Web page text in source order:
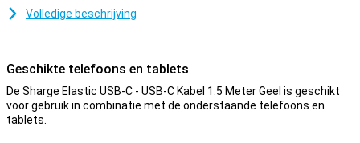
dit kabeltje met USB-C aan beide kanten, werkelijk een kabeltje voor
alles. Of je hem nou wilt gebruiken voor opladen, dataoverdracht of
Geen aparte kabels meer nodig.
Je hebt geen aparte kabel meer nodig voor het opladen, en eentje
om je data mee over te zetten. De kabel kan dit namelijk allebei.
Volledige beschrijving
Geschikte telefoons en tablets
De Sharge Elastic USB-C - USB-C Kabel 1.5 Meter Geel is geschikt
voor gebruik in combinatie met de onderstaande telefoons en
tablets.